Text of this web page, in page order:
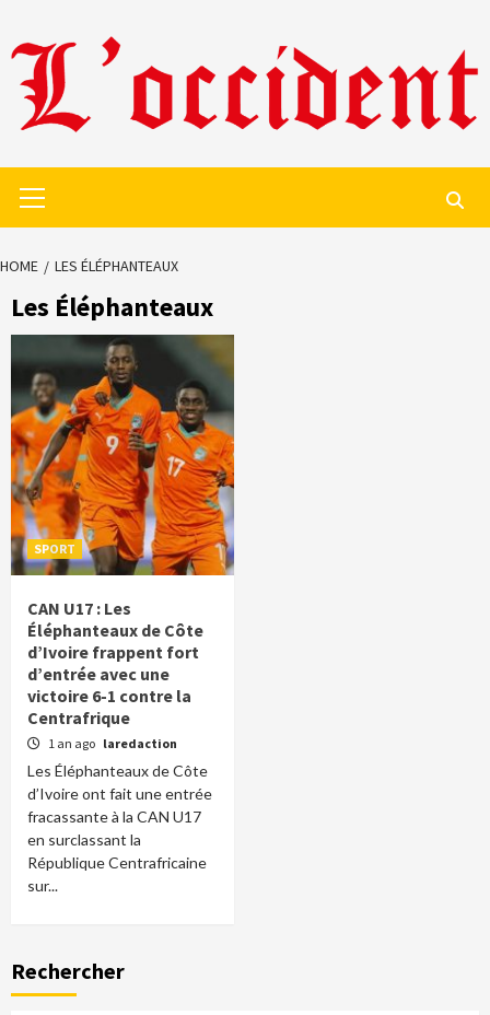
to
content
Menu
HOME LES ÉLÉPHANTEAUX
Les Éléphanteaux
SPORT
CAN U17 : Les
Éléphanteaux de Côte
d’Ivoire frappent fort
d’entrée avec une
victoire 6-1 contre la
Centrafrique
1 an ago laredaction
Les Éléphanteaux de Côte
d’Ivoire ont fait une entrée
fracassante à la CAN U17
en surclassant la
République Centrafricaine
sur...
Rechercher